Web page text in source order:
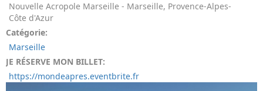
Nouvelle Acropole Marseille - Marseille, Provence-Alpes-
Côte d'Azur
Catégorie:
Marseille
JE RÉSERVE MON BILLET:
https://mondeapres.eventbrite.fr